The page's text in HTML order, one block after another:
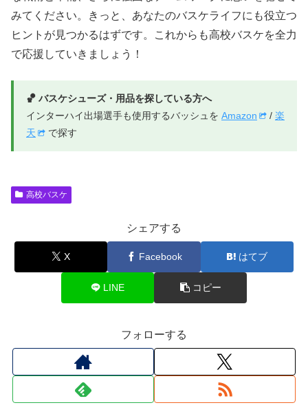
みてください。きっと、あなたのバスケライフにも役立つ
ヒントが見つかるはずです。これからも高校バスケを全力
で応援していきましょう！
🏀 バスケシューズ・用品を探している方へ
インターハイ出場選手も使用するバッシュを Amazon / 楽
天
で探す
高校バスケ
シェアする
X Facebook はてブ
LINE コピー
フォローする